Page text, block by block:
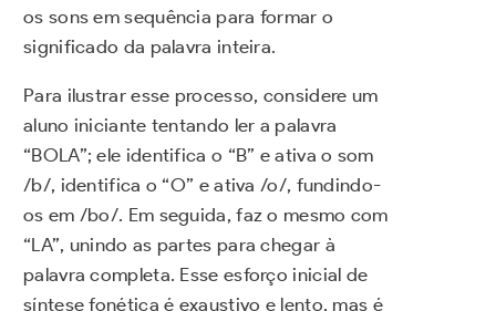
os sons em sequência para formar o
significado da palavra inteira.
Para ilustrar esse processo, considere um
aluno iniciante tentando ler a palavra
“BOLA”; ele identifica o “B” e ativa o som
/b/, identifica o “O” e ativa /o/, fundindo-
os em /bo/. Em seguida, faz o mesmo com
“LA”, unindo as partes para chegar à
palavra completa. Esse esforço inicial de
síntese fonética é exaustivo e lento, mas é